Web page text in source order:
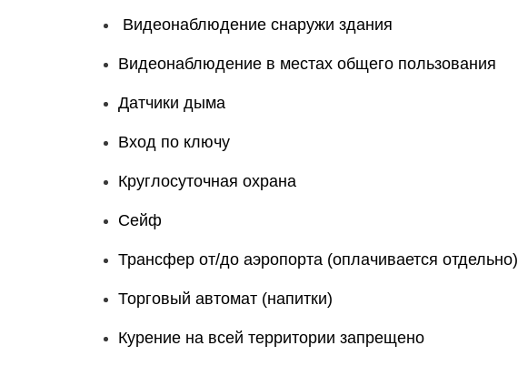
Видеонаблюдение снаружи здания
Видеонаблюдение в местах общего пользования
Датчики дыма
Вход по ключу
Круглосуточная охрана
Сейф
Трансфер от/до аэропорта (оплачивается отдельно)
Торговый автомат (напитки)
Курение на всей территории запрещено